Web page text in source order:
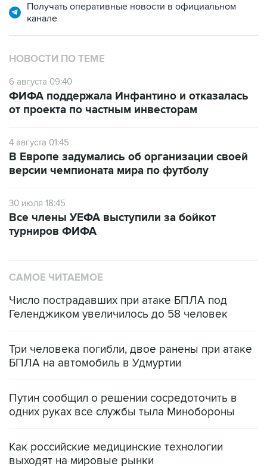
Получать оперативные новости в официальном
канале
НОВОСТИ ПО ТЕМЕ
6 августа 09:40
ФИФА поддержала Инфантино и отказалась
от проекта по частным инвесторам
4 августа 01:45
В Европе задумались об организации своей
версии чемпионата мира по футболу
30 июля 18:45
Все члены УЕФА выступили за бойкот
турниров ФИФА
САМОЕ ЧИТАЕМОЕ
Число пострадавших при атаке БПЛА под
Геленджиком увеличилось до 58 человек
Три человека погибли, двое ранены при атаке
БПЛА на автомобиль в Удмуртии
Путин сообщил о решении сосредоточить в
одних руках все службы тыла Минобороны
Как российские медицинские технологии
выходят на мировые рынки